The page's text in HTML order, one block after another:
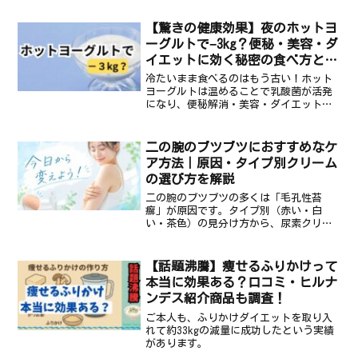
【驚きの健康効果】夜のホットヨ
ーグルトで−3kg？便秘・美容・ダ
イエットに効く秘密の食べ方と最
強アレンジを公開！
冷たいまま食べるのはもう古い！ホット
ヨーグルトは温めることで乳酸菌が活発
になり、便秘解消・美容・ダイエット効
の最強アレンジレシピも徹底解説しま
す。
二の腕のブツブツにおすすめなケ
ア方法｜原因・タイプ別クリーム
の選び方を解説
二の腕のブツブツの多くは「毛孔性苔
癬」が原因です。タイプ別（赤い・白
い・茶色）の見分け方から、尿素クリー
う。
【話題沸騰】痩せるふりかけって
本当に効果ある？口コミ・ヒルナ
ンデス紹介商品も調査！
ご本人も、ふりかけダイエットを取り入
れて約33kgの減量に成功したという実績
があります。